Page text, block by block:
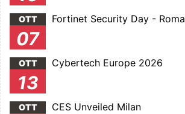
OTT
07
Fortinet Security Day - Roma
OTT
13
Cybertech Europe 2026
OTT CES Unveiled Milan